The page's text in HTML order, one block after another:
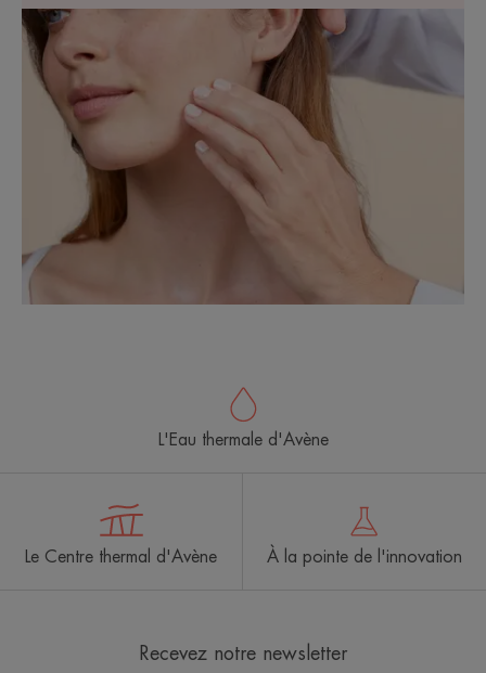
L'Eau thermale d'Avène
Le Centre thermal d'Avène À la pointe de l'innovation
Recevez notre newsletter